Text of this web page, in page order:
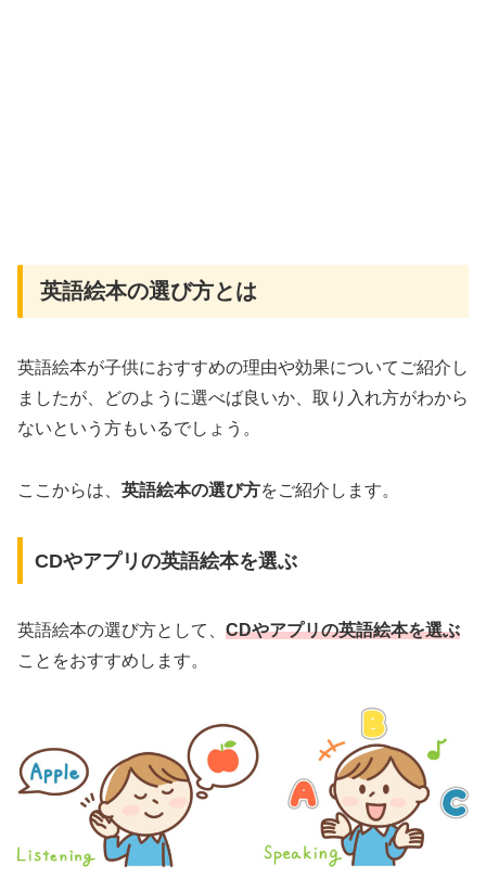
英語絵本の選び方とは
英語絵本が子供におすすめの理由や効果についてご紹介し
ましたが、どのように選べば良いか、取り入れ方がわから
ないという方もいるでしょう。
ここからは、 英語絵本の選び方をご紹介します。
CDやアプリの英語絵本を選ぶ
英語絵本の選び方として、 CDやアプリの英語絵本を選ぶ
ことをおすすめします。